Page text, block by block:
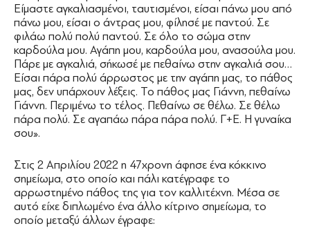
Είμαστε αγκαλιασμένοι, ταυτισμένοι, είσαι πάνω μου από
πάνω μου, είσαι ο άντρας μου, φίλησέ με παντού. Σε
φιλάω πολύ πολύ παντού. Σε όλο το σώμα στην
καρδούλα μου. Αγάπη μου, καρδούλα μου, ανασούλα μου.
Πάρε με αγκαλιά, σήκωσέ με πεθαίνω στην αγκαλιά σου…
Είσαι πάρα πολύ άρρωστος με την αγάπη μας, το πάθος
μας, δεν υπάρχουν λέξεις. Το πάθος μας Γιάννη, πεθαίνω
Γιάννη. Περιμένω το τέλος. Πεθαίνω σε θέλω. Σε θέλω
πάρα πολύ. Σε αγαπάω πάρα πάρα πολύ. Γ+Ε. Η γυναίκα
σου».
Στις 2 Απριλίου 2022 η 47χρονη άφησε ένα κόκκινο
σημείωμα, στο οποίο και πάλι κατέγραφε το
αρρωστημένο πάθος της για τον καλλιτέχνη. Μέσα σε
αυτό είχε διπλωμένο ένα άλλο κίτρινο σημείωμα, το
οποίο μεταξύ άλλων έγραφε: